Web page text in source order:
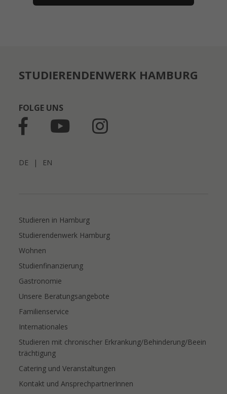
STUDIERENDENWERK HAMBURG
FOLGE UNS
DE | EN
Studieren in Hamburg
Studierendenwerk Hamburg
Wohnen
Studienfinanzierung
Gastronomie
Unsere Beratungsangebote
Familienservice
Internationales
Studieren mit chronischer Erkrankung/Behinderung/Beein
trächtigung
Catering und Veranstaltungen
Kontakt und AnsprechpartnerInnen